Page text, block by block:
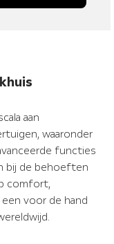
aan
waaronder
functies
bij de behoeften
comfort,
voor de hand